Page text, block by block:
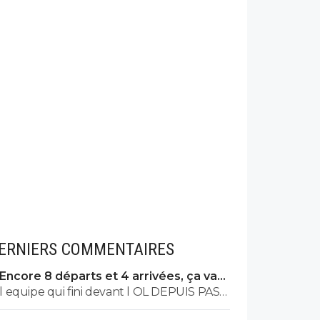
COMMENTAIRES
Encore 8 départs et 4 arrivées, ça va
valser à l'OL
l equipe qui fini devant l OL DEPUIS PAS
MAL DE TPS? lol. t es tro malin toi